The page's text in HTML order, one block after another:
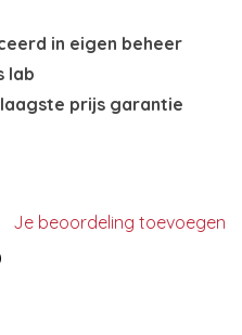
in eigen beheer
lab
prijs garantie
Je beoordeling toevoegen